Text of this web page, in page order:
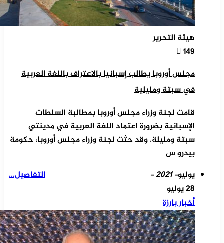
هيئة التحرير
149
مجلس أوروبا يطالب إسبانيا بالاعتراف باللغة العربية
في سبتة ومليلية
قامت لجنة وزراء مجلس أوروبا بمطالبة السلطات
الإسبانية بضرورة اعتماد اللغة العربية في مدينتي
سبتة ومليلة. وقد حثت لجنة وزراء مجلس أوروبا، حكومة
بيدرو س
التفاصيل...
يوليو- 2021 -
28 يوليو
أخبار بارزة